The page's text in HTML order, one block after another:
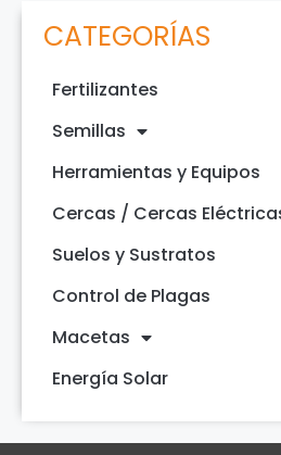
CATEGORÍAS
Fertilizantes
Semillas
Herramientas y Equipos
Cercas / Cercas
Suelos y Sustratos
Control de Plagas
Macetas
Energía Solar